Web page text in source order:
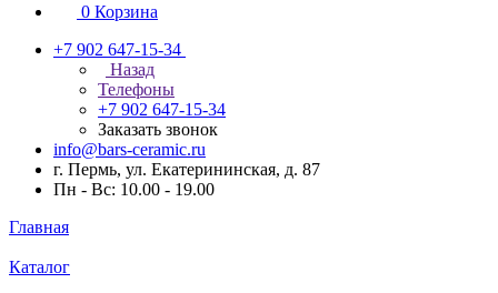
0 Корзина
+7 902 647-15-34
Назад
Телефоны
+7 902 647-15-34
Заказать звонок
info@bars-ceramic.ru
г. Пермь, ул. Екатерининская, д. 87
Пн - Вс: 10.00 - 19.00
Главная
Каталог